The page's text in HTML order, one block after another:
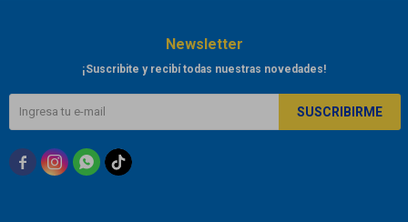
Newsletter
¡Suscribite y recibí todas nuestras novedades!
SUSCRIBIRME
  